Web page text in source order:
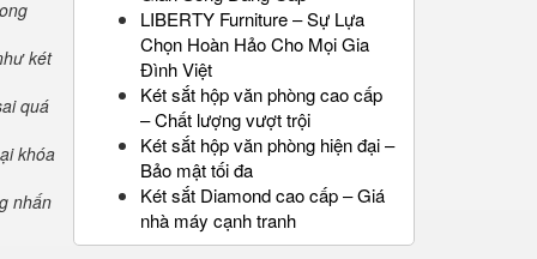
két
quá
khóa
nhấn
LIBERTY Furniture – Sự Lựa
Chọn Hoàn Hảo Cho Mọi Gia
Đình Việt
Két sắt hộp văn phòng cao cấp
– Chất lượng vượt trội
Két sắt hộp văn phòng hiện đại –
Bảo mật tối đa
Két sắt Diamond cao cấp – Giá
nhà máy cạnh tranh